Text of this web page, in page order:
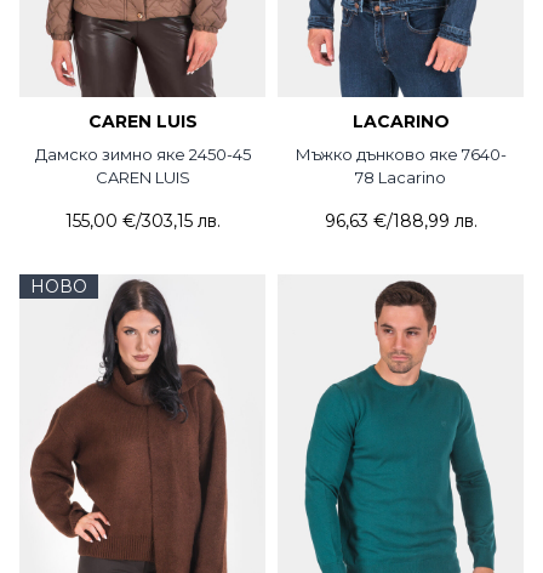
CAREN LUIS
Дамско зимно яке 2450-45
CAREN LUIS
155,00 €/303,15 лв.
LACARINO
Мъжко дънково яке 7640-
78 Lacarino
96,63 €/188,99 лв.
НОВО